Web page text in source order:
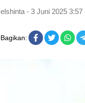
elshinta - 3 Juni 2025 3:57
Bagikan: